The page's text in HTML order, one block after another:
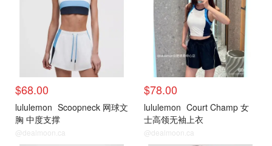
$68.00
lululemon Scoopneck 网球文
胸 中度支撑
@dealmoon.ca
$78.00
lululemon Court Champ 女
士高领无袖上衣
@dealmoon.ca